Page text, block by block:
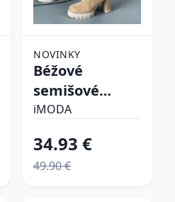
NOVINKY
Béžové
semišové
kotníkové
iMODA
34.93 €
49.90 €